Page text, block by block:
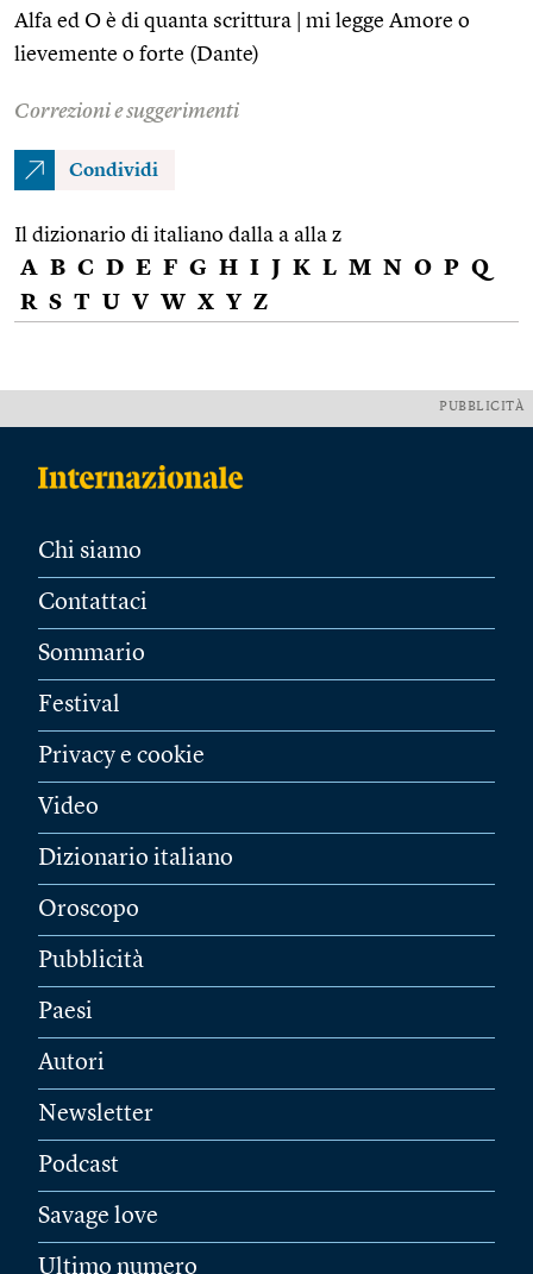
Alfa ed O è di quanta scrittura | mi legge Amore o
lievemente o forte (Dante)
Correzioni e suggerimenti
Condividi
Il dizionario di italiano dalla a alla z
A B C D E F G H I J K L M N O P Q
R S T U V W X Y Z
PUBBLICITÀ
Chi siamo
Contattaci
Sommario
Festival
Privacy e cookie
Video
Dizionario italiano
Oroscopo
Pubblicità
Paesi
Autori
Newsletter
Podcast
Savage love
Ultimo numero